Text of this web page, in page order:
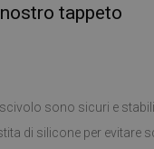
tappeto
sono sicuri e
di silicone per evitare